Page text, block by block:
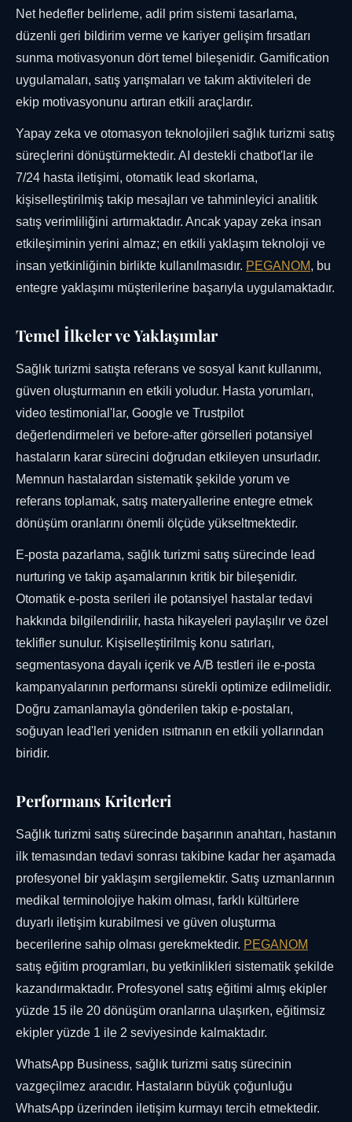
Net hedefler belirleme, adil prim sistemi tasarlama,
düzenli geri bildirim verme ve kariyer gelişim fırsatları
sunma motivasyonun dört temel bileşenidir. Gamification
uygulamaları, satış yarışmaları ve takım aktiviteleri de
ekip motivasyonunu artıran etkili araçlardır.
Yapay zeka ve otomasyon teknolojileri sağlık turizmi satış
süreçlerini dönüştürmektedir. AI destekli chatbot'lar ile
7/24 hasta iletişimi, otomatik lead skorlama,
kişiselleştirilmiş takip mesajları ve tahminleyici analitik
satış verimliliğini artırmaktadır. Ancak yapay zeka insan
etkileşiminin yerini almaz; en etkili yaklaşım teknoloji ve
insan yetkinliğinin birlikte kullanılmasıdır. PEGANOM, bu
entegre yaklaşımı müşterilerine başarıyla uygulamaktadır.
Temel İlkeler ve Yaklaşımlar
Sağlık turizmi satışta referans ve sosyal kanıt kullanımı,
güven oluşturmanın en etkili yoludur. Hasta yorumları,
video testimonial'lar, Google ve Trustpilot
değerlendirmeleri ve before-after görselleri potansiyel
hastaların karar sürecini doğrudan etkileyen unsurladır.
Memnun hastalardan sistematik şekilde yorum ve
referans toplamak, satış materyallerine entegre etmek
dönüşüm oranlarını önemli ölçüde yükseltmektedir.
E-posta pazarlama, sağlık turizmi satış sürecinde lead
nurturing ve takip aşamalarının kritik bir bileşenidir.
Otomatik e-posta serileri ile potansiyel hastalar tedavi
hakkında bilgilendirilir, hasta hikayeleri paylaşılır ve özel
teklifler sunulur. Kişiselleştirilmiş konu satırları,
segmentasyona dayalı içerik ve A/B testleri ile e-posta
kampanyalarının performansı sürekli optimize edilmelidir.
Doğru zamanlamayla gönderilen takip e-postaları,
soğuyan lead'leri yeniden ısıtmanın en etkili yollarından
biridir.
Performans Kriterleri
Sağlık turizmi satış sürecinde başarının anahtarı, hastanın
ilk temasından tedavi sonrası takibine kadar her aşamada
profesyonel bir yaklaşım sergilemektir. Satış uzmanlarının
medikal terminolojiye hakim olması, farklı kültürlere
duyarlı iletişim kurabilmesi ve güven oluşturma
becerilerine sahip olması gerekmektedir. PEGANOM
satış eğitim programları, bu yetkinlikleri sistematik şekilde
kazandırmaktadır. Profesyonel satış eğitimi almış ekipler
yüzde 15 ile 20 dönüşüm oranlarına ulaşırken, eğitimsiz
ekipler yüzde 1 ile 2 seviyesinde kalmaktadır.
WhatsApp Business, sağlık turizmi satış sürecinin
vazgeçilmez aracıdır. Hastaların büyük çoğunluğu
WhatsApp üzerinden iletişim kurmayı tercih etmektedir.